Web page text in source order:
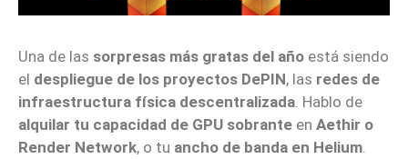
Una de las sorpresas más gratas del año está siendo
el despliegue de los proyectos DePIN, las redes de
infraestructura física descentralizada . Hablo de
alquilar tu capacidad de GPU sobrante en Aethir o
Render Network, o tu ancho de banda en Helium